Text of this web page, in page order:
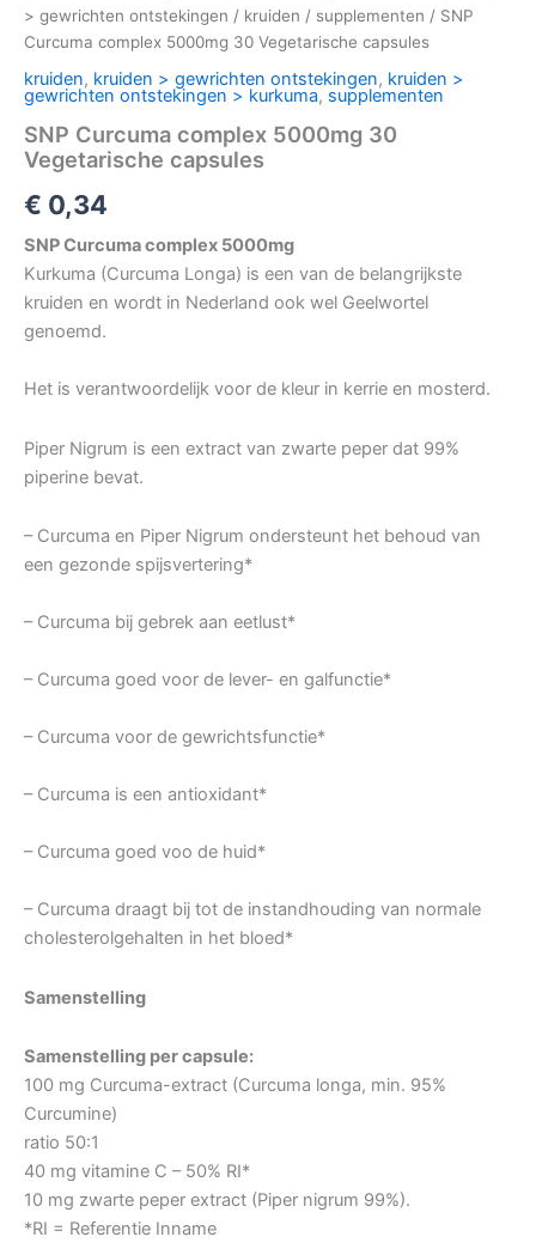
> gewrichten ontstekingen / kruiden / supplementen / SNP
Curcuma complex 5000mg 30 Vegetarische capsules
kruiden, kruiden > gewrichten ontstekingen, kruiden >
gewrichten ontstekingen > kurkuma, supplementen
SNP Curcuma complex 5000mg 30
Vegetarische capsules
€ 0,34
SNP Curcuma complex 5000mg
Kurkuma (Curcuma Longa) is een van de belangrijkste
kruiden en wordt in Nederland ook wel Geelwortel
genoemd.
Het is verantwoordelijk voor de kleur in kerrie en mosterd.
Piper Nigrum is een extract van zwarte peper dat 99%
piperine bevat.
– Curcuma en Piper Nigrum ondersteunt het behoud van
een gezonde spijsvertering*
– Curcuma bij gebrek aan eetlust*
– Curcuma goed voor de lever- en galfunctie*
– Curcuma voor de gewrichtsfunctie*
– Curcuma is een antioxidant*
– Curcuma goed voo de huid*
– Curcuma draagt bij tot de instandhouding van normale
cholesterolgehalten in het bloed*
Samenstelling
Samenstelling per capsule:
100 mg Curcuma-extract (Curcuma longa, min. 95%
Curcumine)
ratio 50:1
40 mg vitamine C – 50% RI*
10 mg zwarte peper extract (Piper nigrum 99%).
*RI = Referentie Inname